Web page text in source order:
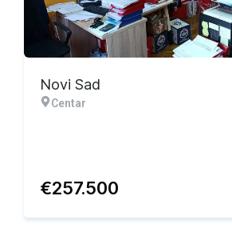
Novi Sad
Centar
€257.500